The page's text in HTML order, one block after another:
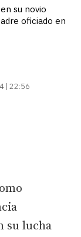
su novio
oficiado en
| 22:56
su lucha